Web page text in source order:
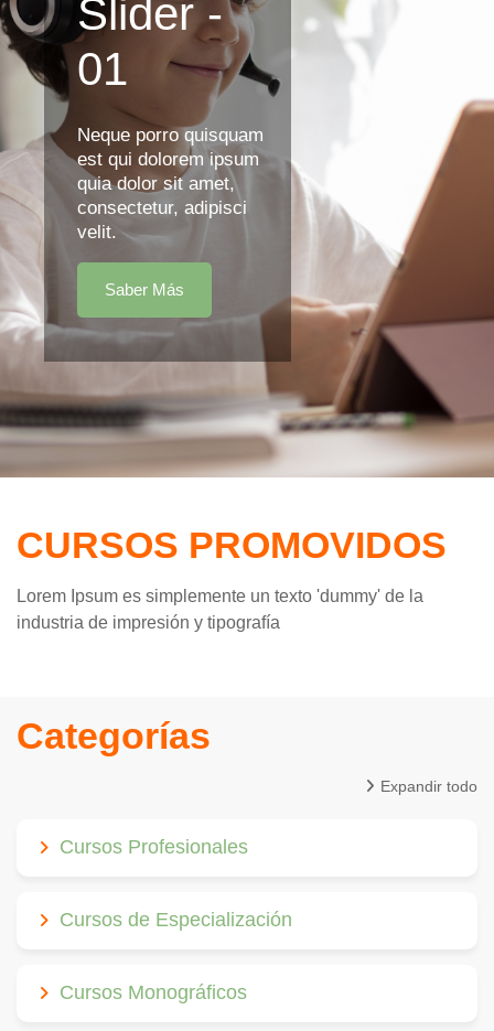
Slider -
01
Neque porro quisquam
est qui dolorem ipsum
quia dolor sit amet,
consectetur, adipisci
velit.
Saber Más
CURSOS PROMOVIDOS
Lorem Ipsum es simplemente un texto 'dummy' de la
industria de impresión y tipografía
Categorías
Expandir todo
Cursos Profesionales
Cursos de Especialización
Cursos Monográficos